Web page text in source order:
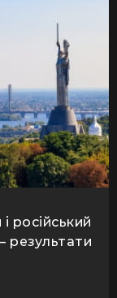
російський
результати